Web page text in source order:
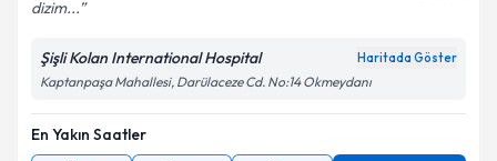
dizim...
Şişli Kolan International Hospital Haritada Göster
Kaptanpaşa Mahallesi, Darülaceze Cd. No:14 Okmeydanı
En Yakın Saatler